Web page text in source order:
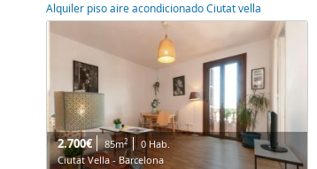
Alquiler piso aire acondicionado Ciutat vella
2.700€ 85m2
0 Hab.
Ciutat Vella - Barcelona